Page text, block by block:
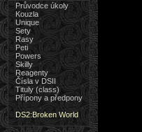
Průvodce úkoly
Kouzla
Unique
Sety
Rasy
Peti
Powers
Skilly
Reagenty
Čísla v DSII
Tituly (class)
Přípony a předpony
DS2:Broken World